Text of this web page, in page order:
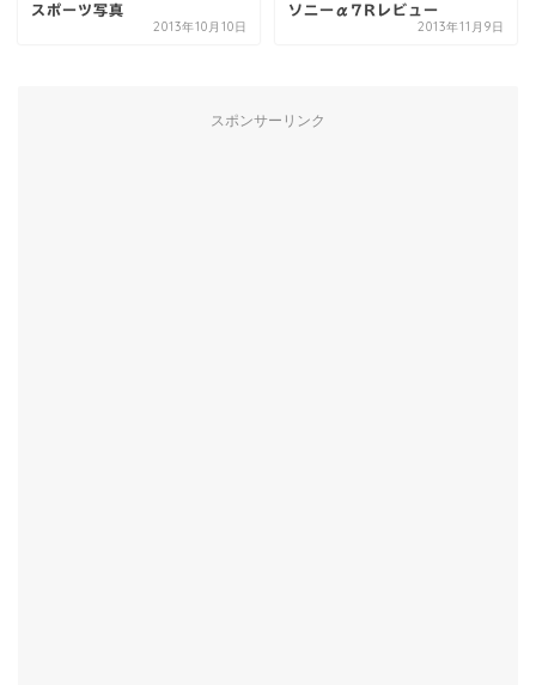
スポーツ写真
2013年10月10日
ソニーα7Rレビュー
2013年11月9日
スポンサーリンク